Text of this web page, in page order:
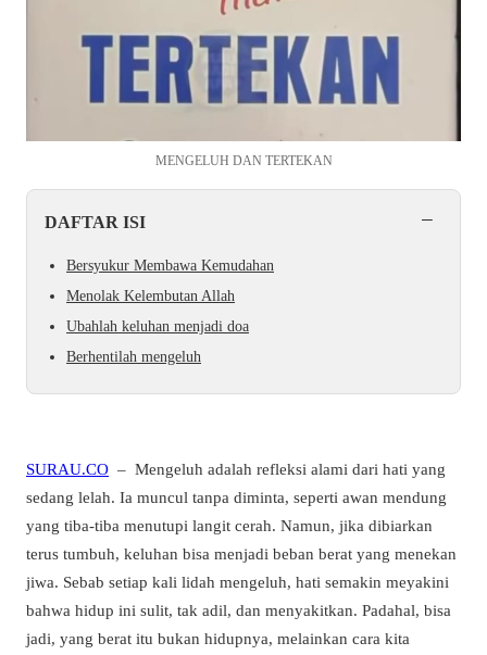
MENGELUH DAN TERTEKAN
DAFTAR ISI −
Bersyukur Membawa Kemudahan
Menolak Kelembutan Allah
Ubahlah keluhan menjadi doa
Berhentilah mengeluh
SURAU.CO – Mengeluh adalah refleksi alami dari hati yang
sedang lelah. Ia muncul tanpa diminta, seperti awan mendung
yang tiba-tiba menutupi langit cerah. Namun, jika dibiarkan
terus tumbuh, keluhan bisa menjadi beban berat yang menekan
jiwa. Sebab setiap kali lidah mengeluh, hati semakin meyakini
bahwa hidup ini sulit, tak adil, dan menyakitkan. Padahal, bisa
jadi, yang berat itu bukan hidupnya, melainkan cara kita